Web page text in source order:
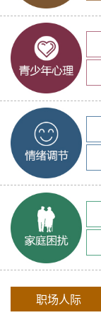
职场人际